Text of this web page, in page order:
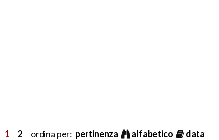
1 2 ordina per: pertinenza alfabetico data